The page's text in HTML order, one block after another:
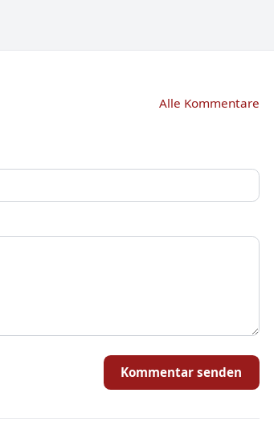
Alle Kommentare
Kommentar senden